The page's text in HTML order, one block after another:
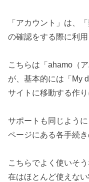
「アカウント」は、
の確認をする際に利用
こちらは「ahamo（
が、基本的には「My
サイトに移動する作り
サポートも同じよう
ページにある各手続
こちらでよく使いそ
在はほとんど使えない